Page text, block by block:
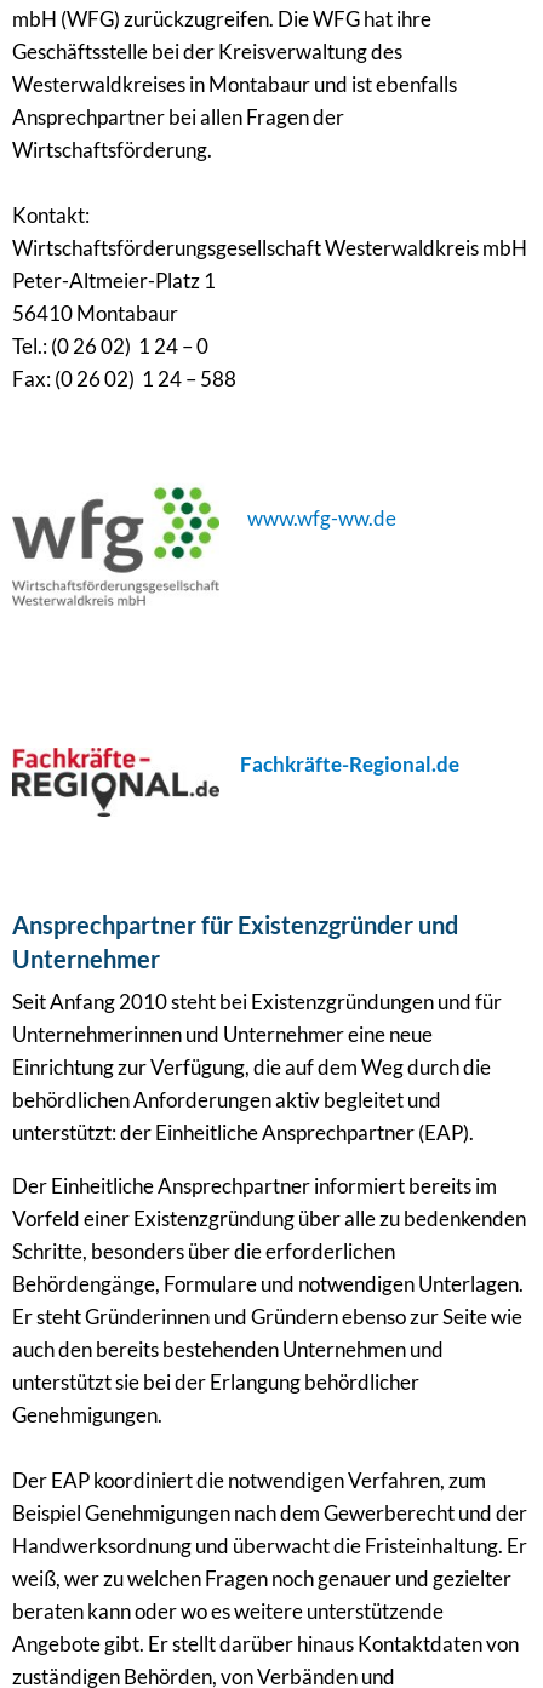
mbH (WFG) zurückzugreifen. Die WFG hat ihre
Geschäftsstelle bei der Kreisverwaltung des
Westerwaldkreises in Montabaur und ist ebenfalls
Ansprechpartner bei allen Fragen der
Wirtschaftsförderung.
Kontakt:
Wirtschaftsförderungsgesellschaft Westerwaldkreis mbH
Peter-Altmeier-Platz 1
56410 Montabaur
Tel.: (0 26 02) 1 24 – 0
Fax: (0 26 02) 1 24 – 588
www.wfg-ww.de
Fachkräfte-Regional.de
Ansprechpartner für Existenzgründer und
Unternehmer
Seit Anfang 2010 steht bei Existenzgründungen und für
Unternehmerinnen und Unternehmer eine neue
Einrichtung zur Verfügung, die auf dem Weg durch die
behördlichen Anforderungen aktiv begleitet und
unterstützt: der Einheitliche Ansprechpartner (EAP).
Der Einheitliche Ansprechpartner informiert bereits im
Vorfeld einer Existenzgründung über alle zu bedenkenden
Schritte, besonders über die erforderlichen
Behördengänge, Formulare und notwendigen Unterlagen.
Er steht Gründerinnen und Gründern ebenso zur Seite wie
auch den bereits bestehenden Unternehmen und
unterstützt sie bei der Erlangung behördlicher
Genehmigungen.
Der EAP koordiniert die notwendigen Verfahren, zum
Beispiel Genehmigungen nach dem Gewerberecht und der
Handwerksordnung und überwacht die Fristeinhaltung. Er
weiß, wer zu welchen Fragen noch genauer und gezielter
beraten kann oder wo es weitere unterstützende
Angebote gibt. Er stellt darüber hinaus Kontaktdaten von
zuständigen Behörden, von Verbänden und